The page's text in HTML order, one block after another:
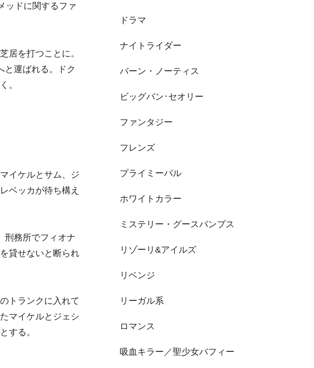
ッドに関するファ
居を打つことに。
と運ばれる。ドク
。
イケルとサム、ジ
ベッカが待ち構え
刑務所でフィオナ
貸せないと断られ
トランクに入れて
マイケルとジェシ
する。
ドラマ
ナイトライダー
バーン・ノーティス
ビッグバン･セオリー
ファンタジー
フレンズ
プライミーバル
ホワイトカラー
ミステリー・グースバンプス
リゾーリ&アイルズ
リベンジ
リーガル系
ロマンス
吸血キラー／聖少女バフィー